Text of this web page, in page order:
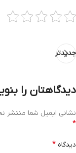
جدیدتر
دیدگاهتان را
نشانی ایمیل شما منتشر
*
دیدگاه *